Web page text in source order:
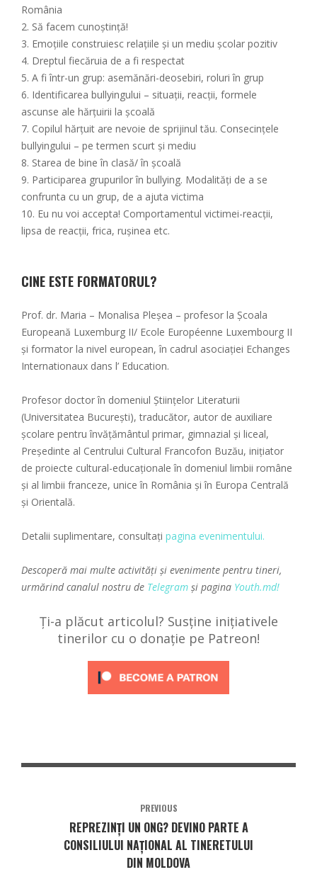
România
2. Să facem cunoștință!
3. Emoțiile construiesc relațiile și un mediu școlar pozitiv
4. Dreptul fiecăruia de a fi respectat
5. A fi într-un grup: asemănări-deosebiri, roluri în grup
6. Identificarea bullyingului – situații, reacții, formele
ascunse ale hărțuirii la școală
7. Copilul hărțuit are nevoie de sprijinul tău. Consecințele
bullyingului – pe termen scurt și mediu
8. Starea de bine în clasă/ în școală
9. Participarea grupurilor în bullying. Modalități de a se
confrunta cu un grup, de a ajuta victima
10. Eu nu voi accepta! Comportamentul victimei-reacții,
lipsa de reacții, frica, rușinea etc.
CINE ESTE FORMATORUL?
Prof. dr. Maria – Monalisa Pleșea – profesor la Școala
Europeană Luxemburg II/ Ecole Européenne Luxembourg II
și formator la nivel european, în cadrul asociației Echanges
Internationaux dans l’ Education.
Profesor doctor în domeniul Științelor Literaturii
(Universitatea București), traducător, autor de auxiliare
școlare pentru învățământul primar, gimnazial și liceal,
Președinte al Centrului Cultural Francofon Buzău, inițiator
de proiecte cultural-educaționale în domeniul limbii române
și al limbii franceze, unice în România și în Europa Centrală
și Orientală.
Detalii suplimentare, consultați pagina evenimentului.
Descoperă mai multe activități și evenimente pentru tineri,
urmărind canalul nostru de Telegram și pagina Youth.md!
Ți-a plăcut articolul? Susține inițiativele
tinerilor cu o donație pe Patreon!
PREVIOUS
REPREZINȚI UN ONG? DEVINO PARTE A
CONSILIULUI NAȚIONAL AL TINERETULUI
DIN MOLDOVA